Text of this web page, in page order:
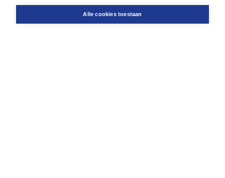
Alle cookies toestaan